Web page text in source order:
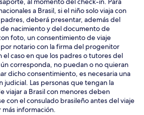
a Brasil, si el niño solo viaja con
deberá presentar, además del
nacimiento y del documento de
foto, un consentimiento de viaje
notario con la firma del progenitor
el caso en que los padres o tutores del
corresponda, no puedan o no quieran
dicho consentimiento, es necesaria una
judicial. Las personas que tengan la
viajar a Brasil con menores deben
con el consulado brasileño antes del viaje
más información.